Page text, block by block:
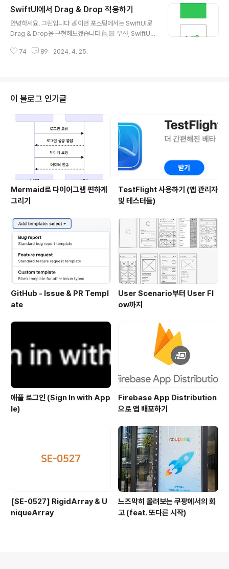
하기안녕하세요. 그린입니다 🍏이번 포스팅에서는 Swift
UI로 Drag & Drop을 구현해보겠습니다 🙋🏻 우선, Swi
ftUI에서 draggable과 dropDestination이라는 메서
229.tistory.com 그래서 이번에는 비교적 사용할 수 있
SwiftUI에서 Drag & Drop 적용하기
안녕하세요. 그린입니다 🍏이번 포스팅에서는 SwiftUI로
Drag & Drop을 구현해보겠습니다 🙋🏻 우선, SwiftUI
존재해요.이걸 알아보고 활용해보려 합니다! 그럼 바로 슛
() -> T) -> some View where T : Transferable 정
의는 이러하며, payload라는 파라미터가 존재합니다.이
파라미터는 단일 인스턴스 혹은 이 뷰에 드래그 가능한 데
이터를 나타내는 Transferable한 값을 반환하는 클..
74 89 2024. 4. 25.
이 블로그 인기글
Mermaid로 다이어그램 편하게
그리기
TestFlight 사용하기 (앱 관리자
및 테스터들)
GitHub - Issue & PR Templ
ate
User Scenario부터 User Fl
ow까지
애플 로그인 (Sign In with App
le)
Firebase App Distribution
으로 앱 배포하기
[SE-0527] RigidArray & U
niqueArray
느즈막히 올려보는 쿠팡에서의 회
고 (feat. 또다른 시작)